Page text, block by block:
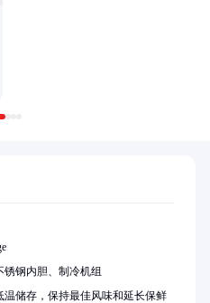
钢内胆、制冷机组
温储存，保持最佳风味和延长保鲜